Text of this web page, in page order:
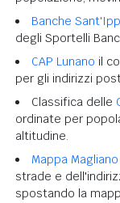
Banche
degli Sportelli
CAP Lunano il
per gli indirizzi
Classifica delle
ordinate per
altitudine.
Mappa
strade e
spostando la